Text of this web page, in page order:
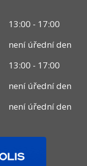
13:00 - 17:00
není úřední den
13:00 - 17:00
není úřední den
není úřední den